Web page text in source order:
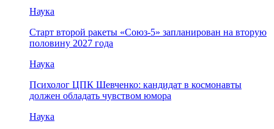
Наука
Старт второй ракеты «Союз-5» запланирован на вторую
половину 2027 года
Наука
Психолог ЦПК Шевченко: кандидат в космонавты
должен обладать чувством юмора
Наука